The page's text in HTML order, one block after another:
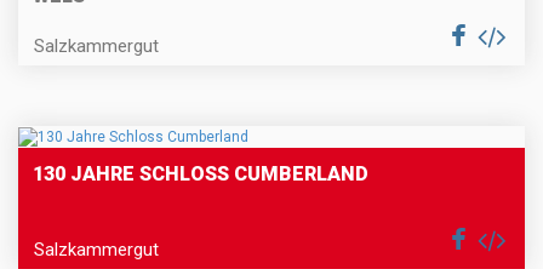
Salzkammergut
130 JAHRE SCHLOSS CUMBERLAND
Salzkammergut